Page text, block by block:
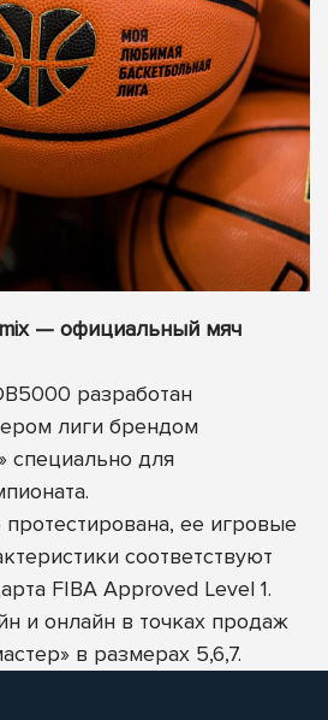
— официальный мяч
разработан
лиги брендом
специально для
ее игровые
соответствуют
FIBA Approved Level 1.
и онлайн в точках продаж
в размерах 5,6,7.